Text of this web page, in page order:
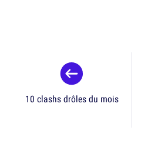
10 clashs drôles du mois